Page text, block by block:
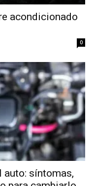
acondicionado
0
auto: síntomas,